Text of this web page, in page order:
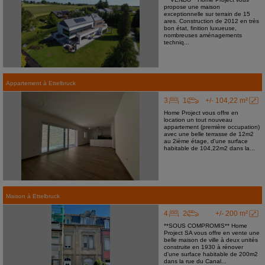
propose une maison
exceptionnelle sur terrain de 15
ares. Construction de 2012 en très
bon état, finition luxueuse,
nombreuses aménagements
techniq...
Appartement à Ettelbruck
+/- 104,22 m²
3 1
Home Project vous offre en
location un tout nouveau
appartement (première occupation)
avec une belle terrasse de 12m2
au 2ième étage, d'une surface
habitable de 104,22m2 dans la...
Maison à Ettelbruck
+/- 200 m²
4 2
**SOUS COMPROMIS** Home
Project SA vous offre en vente une
belle maison de ville à deux unités
construite en 1930 à rénover
d'une surface habitable de 200m2
dans la rue du Canal...